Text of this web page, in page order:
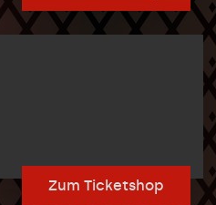
Zum Ticketshop